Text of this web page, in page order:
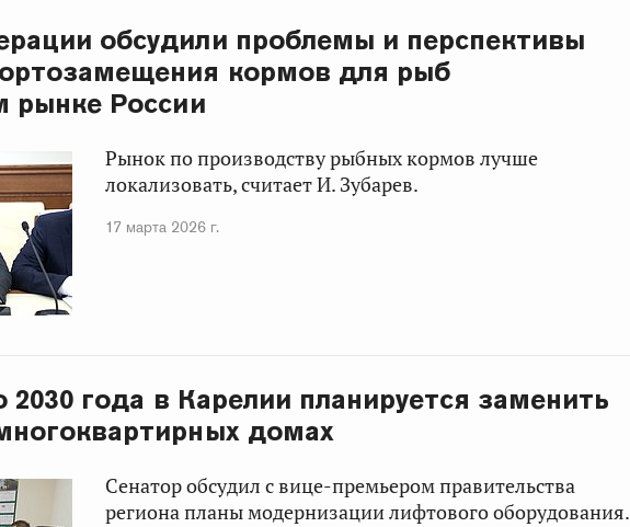
обсудили проблемы и перспективы
кормов для рыб
рынке России
Рынок по производству рыбных кормов лучше
локализовать, считает И. Зубарев.
17 марта 2026 г.
года в Карелии планируется заменить
домах
Сенатор обсудил с вице-премьером правительства
региона планы модернизации лифтового оборудования.